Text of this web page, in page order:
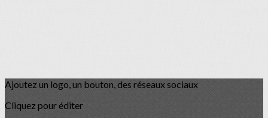
Ajoutez un logo, un bouton, des réseaux sociaux
Cliquez pour éditer